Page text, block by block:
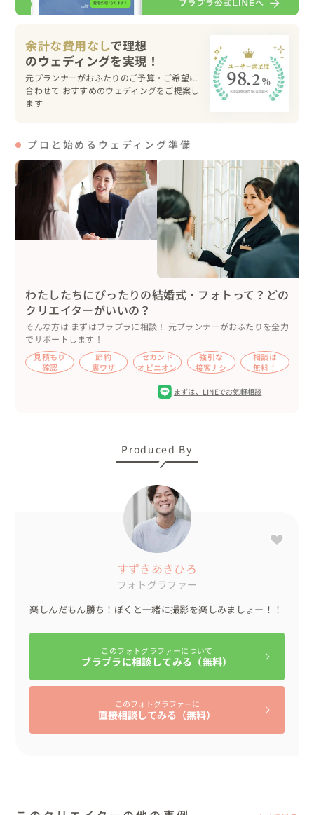
時間制限を設けずしっかり撮影させていただきます🌈
カメラマンのぼくの撮影というより、
2人の撮影であり、2人のための写真にしたいので、2人の
雰囲気を大切にして
2人に合うような撮影をこれまで培ったスキルを存分に活
余計な費用なしで理想
元プランナーがおふたりのご予算・ご希望に
合わせて おすすめのウェディングをご提案し
ます
プロと始めるウェディング準備
わたしたちにぴったりの結婚式・フォトって？どの
クリエイターがいいの？
そんな方は まずはブラプラに相談！ 元プランナーがおふたりを全力
でサポートします！
見積もり
確認
節約
裏ワザ
セカンド
オピニオン
強引な
接客ナシ
相談は
無料！
まずは、 LINEでお気軽相談
Produced By
すずきあきひろ
フォトグラファー
楽しんだもん勝ち！ぼくと一緒に撮影を楽しみましょー！！
このフォトグラファーについて
ブラプラに相談してみる（無料）
このフォトグラファーに
直接相談してみる（無料）